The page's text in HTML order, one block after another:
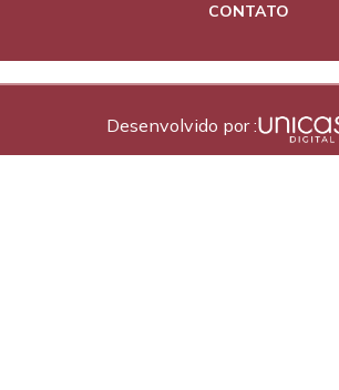
CONTATO
Desenvolvido por :